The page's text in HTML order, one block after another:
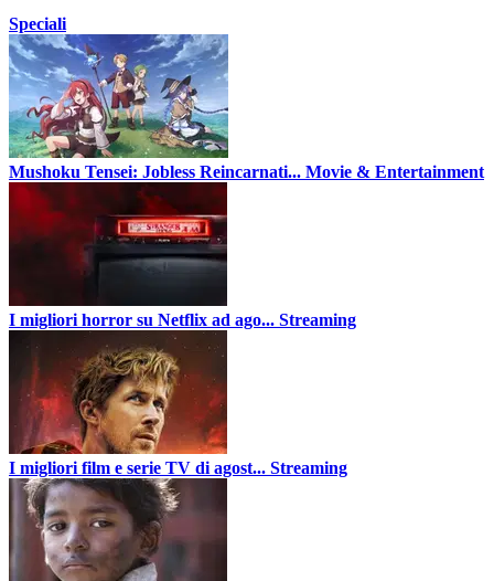
Speciali
Mushoku Tensei: Jobless Reincarnati... Movie & Entertainment
I migliori horror su Netflix ad ago... Streaming
I migliori film e serie TV di agost... Streaming